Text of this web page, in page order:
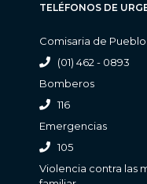
TELÉFONOS DE
Comisaria de
(01) 462 - 0893
Bomberos
116
Emergencias
105
Violencia contra las